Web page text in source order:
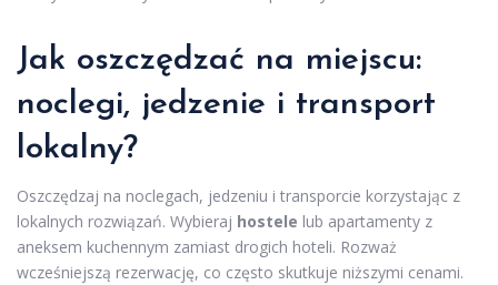
Jak oszczędzać na miejscu:
noclegi, jedzenie i transport
lokalny?
Oszczędzaj na noclegach, jedzeniu i transporcie korzystając z
lokalnych rozwiązań. Wybieraj hostele lub apartamenty z
aneksem kuchennym zamiast drogich hoteli. Rozważ
wcześniejszą rezerwację, co często skutkuje niższymi cenami.